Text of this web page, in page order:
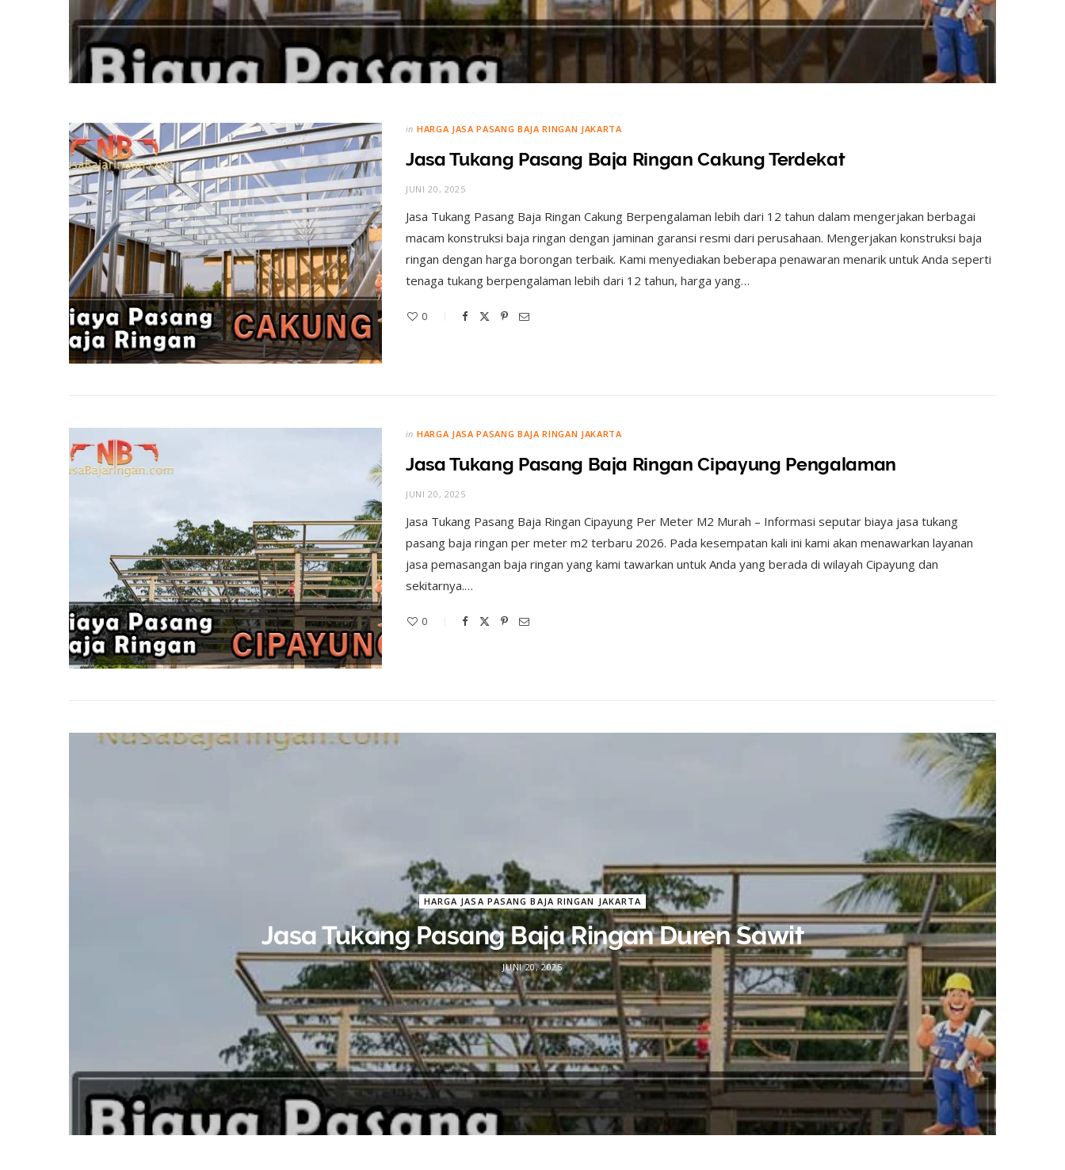
in HARGA JASA PASANG BAJA RINGAN JAKARTA
Jasa Tukang Pasang Baja Ringan Cakung Terdekat
JUNI 20, 2025
Jasa Tukang Pasang Baja Ringan Cakung Berpengalaman lebih dari 12 tahun dalam mengerjakan berbagai
macam konstruksi baja ringan dengan jaminan garansi resmi dari perusahaan. Mengerjakan konstruksi baja
ringan dengan harga borongan terbaik. Kami menyediakan beberapa penawaran menarik untuk Anda seperti
tenaga tukang berpengalaman lebih dari 12 tahun, harga yang…
0
in HARGA JASA PASANG BAJA RINGAN JAKARTA
Jasa Tukang Pasang Baja Ringan Cipayung Pengalaman
JUNI 20, 2025
Jasa Tukang Pasang Baja Ringan Cipayung Per Meter M2 Murah – Informasi seputar biaya jasa tukang
pasang baja ringan per meter m2 terbaru 2026. Pada kesempatan kali ini kami akan menawarkan layanan
jasa pemasangan baja ringan yang kami tawarkan untuk Anda yang berada di wilayah Cipayung dan
sekitarnya.…
0
HARGA JASA PASANG BAJA RINGAN JAKARTA
Jasa Tukang Pasang Baja Ringan Duren Sawit
JUNI 20, 2025